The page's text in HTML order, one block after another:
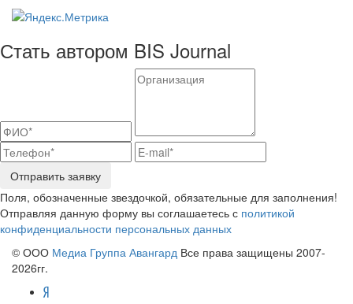
Стать автором BIS Journal
Отправить заявку
Поля, обозначенные звездочкой, обязательные для заполнения!
Отправляя данную форму вы соглашаетесь с политикой
конфиденциальности персональных данных
© ООО Медиа Группа Авангард Все права защищены 2007-
2026гг.